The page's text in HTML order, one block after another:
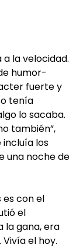
la velocidad.
humor-
fuerte y
tenía
lo sacaba.
también”,
los
una noche de
es con el
el
la gana, era
el hoy.